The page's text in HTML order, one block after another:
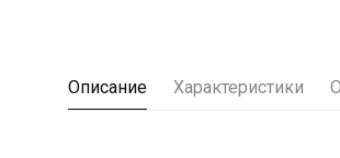
Описание Характеристики